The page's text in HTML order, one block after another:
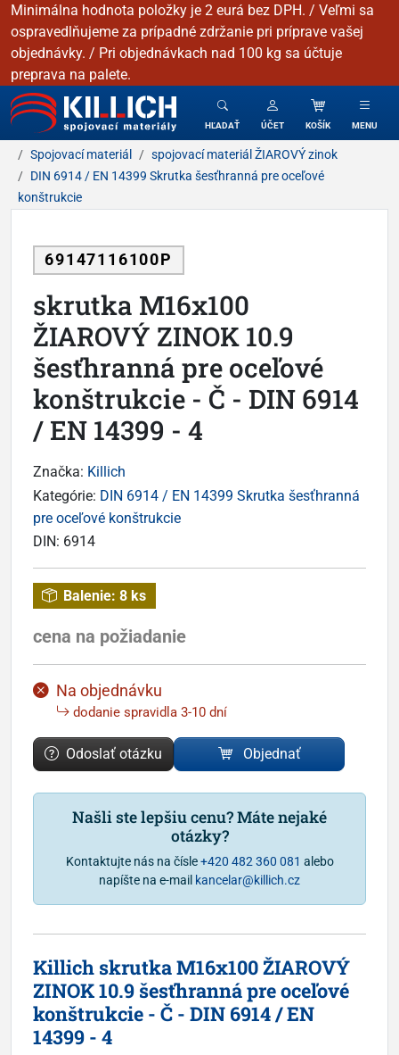
Minimálna hodnota položky je 2 eurá bez DPH. / Veľmi sa
ospravedlňujeme za prípadné zdržanie pri príprave vašej
objednávky. / Pri objednávkach nad 100 kg sa účtuje
preprava na palete.
KILLICH - Spojovacie materiály
HĽADAŤ ÚČET KOŠÍK MENU
Spojovací materiál
spojovací materiál ŽIAROVÝ zinok
DIN 6914 / EN 14399 Skrutka šesťhranná pre oceľové
konštrukcie
69147116100P
skrutka M16x100
ŽIAROVÝ ZINOK 10.9
šesťhranná pre oceľové
konštrukcie - Č - DIN 6914
/ EN 14399 - 4
Značka: Killich
Kategórie: DIN 6914 / EN 14399 Skrutka šesťhranná
pre oceľové konštrukcie
DIN: 6914
Balenie: 8 ks
cena na požiadanie
Na objednávku
dodanie spravidla 3-10 dní
Odoslať otázku Objednať
Našli ste lepšiu cenu? Máte nejaké
otázky?
Kontaktujte nás na čísle+420 482 360 081 alebo
napíšte na e-mail kancelar@killich.cz
Killich skrutka M16x100 ŽIAROVÝ
ZINOK 10.9 šesťhranná pre oceľové
konštrukcie - Č - DIN 6914 / EN
14399 - 4